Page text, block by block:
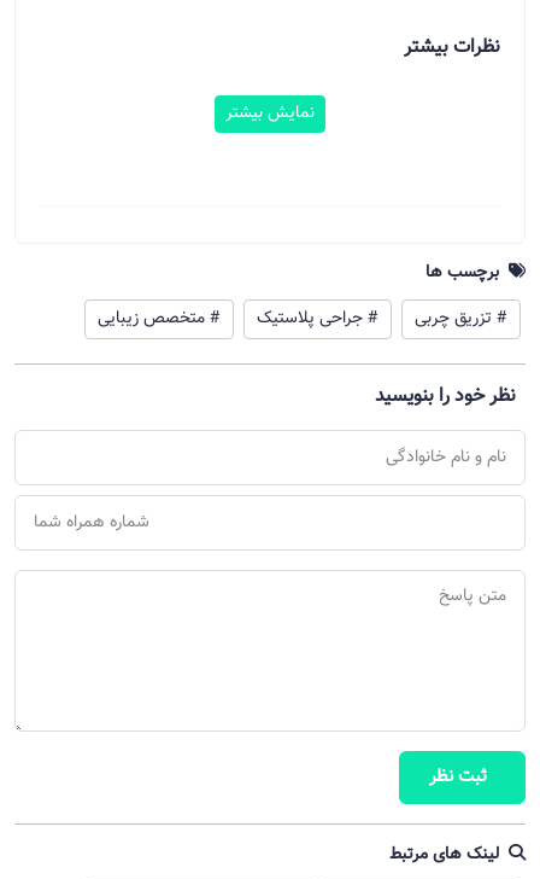
نظرات بیشتر
نمایش بیشتر
برچسب ها
# تزریق چربی
# جراحی پلاستیک # متخصص زیبایی
نظر خود را بنویسید
ثبت نظر
لینک های مرتبط